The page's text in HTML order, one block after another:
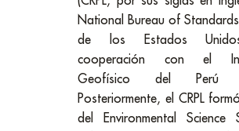
National Bureau of
de los Estados
cooperación con el
Geofísico del Perú
Posteriormente, el CRPL
del Environmental Science